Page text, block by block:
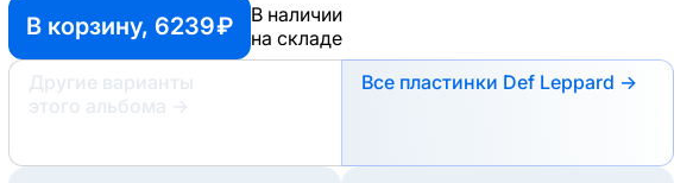
В корзину, 6239 ₽
В наличии
на складе
Другие варианты
этого альбома
→
Все пластинки Def Leppard →